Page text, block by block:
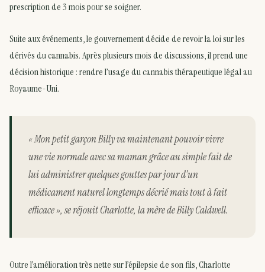
prescription de 3 mois pour se soigner.
Suite aux événements, le gouvernement décide de revoir la loi sur les
dérivés du cannabis. Après plusieurs mois de discussions, il prend une
décision historique : rendre l’usage du cannabis thérapeutique légal au
Royaume-Uni.
« Mon petit garçon Billy va maintenant pouvoir vivre
une vie normale avec sa maman grâce au simple fait de
lui administrer quelques gouttes par jour d’un
médicament naturel longtemps décrié mais tout à fait
efficace », se réjouit Charlotte, la mère de Billy Caldwell.
Outre l’amélioration très nette sur l’épilepsie de son fils, Charlotte